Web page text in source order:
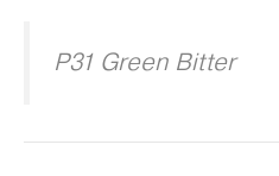
P31 Green Bitter